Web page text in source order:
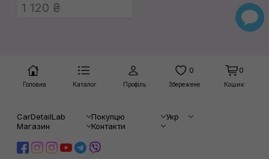
1 120 ₴
Головна Каталог Профіль
0
Збережене
0
Кошик
CarDetailLab Покупцю
Укр
Магазин
Контакти